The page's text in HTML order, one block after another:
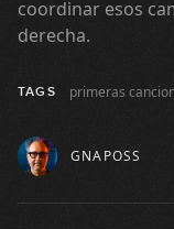
coordinar esos
derecha.
TAGS primeras
GNAPOSS14:21